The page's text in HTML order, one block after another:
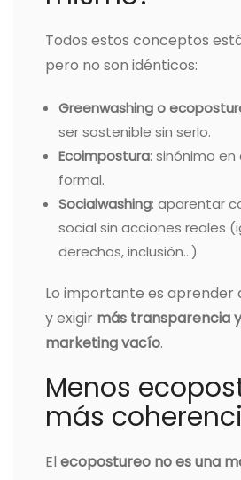
Todos estos conceptos
pero no son idénticos:
Greenwashing o
ser sostenible sin serlo.
Ecoimpostura: sinónimo
formal.
Socialwashing: aparentar
social sin acciones reales
derechos, inclusión…)
Lo importante es aprender
y exigir más transparencia
marketing vacío.
Menos
más
El ecopostureo no es una